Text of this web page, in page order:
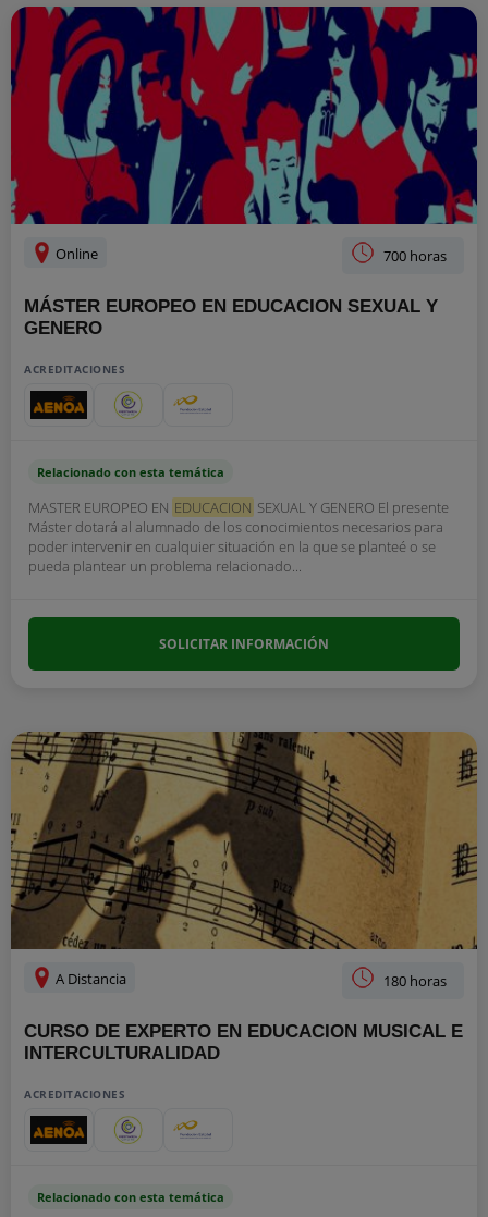
Online 700 horas
MÁSTER EUROPEO EN EDUCACION SEXUAL Y
GENERO
ACREDITACIONES
Relacionado con esta temática
MASTER EUROPEO EN EDUCACION SEXUAL Y GENERO El presente
Máster dotará al alumnado de los conocimientos necesarios para
poder intervenir en cualquier situación en la que se planteé o se
pueda plantear un problema relacionado...
SOLICITAR INFORMACIÓN
A Distancia 180 horas
CURSO DE EXPERTO EN EDUCACION MUSICAL E
INTERCULTURALIDAD
ACREDITACIONES
Relacionado con esta temática